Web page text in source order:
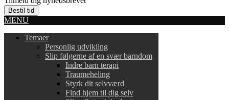
Bestil tid
MENU
Temaer
Personlig udvikling
Slip følgerne af en svær barndom
Indre barn terapi
Traumeheling
Styrk dit selvværd
Find hjem til dig selv